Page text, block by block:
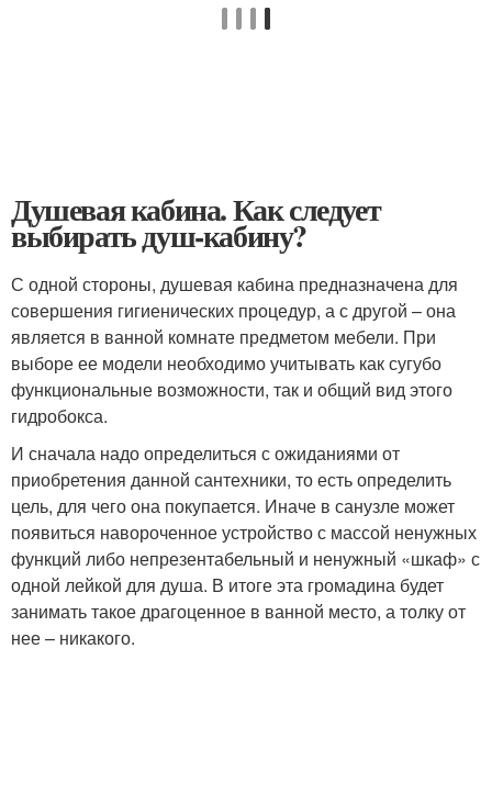
Душевая кабина. Как следует
выбирать душ-кабину?
С одной стороны, душевая кабина предназначена для
совершения гигиенических процедур, а с другой – она
является в ванной комнате предметом мебели. При
выборе ее модели необходимо учитывать как сугубо
функциональные возможности, так и общий вид этого
гидробокса.
И сначала надо определиться с ожиданиями от
приобретения данной сантехники, то есть определить
цель, для чего она покупается. Иначе в санузле может
появиться навороченное устройство с массой ненужных
функций либо непрезентабельный и ненужный «шкаф» с
одной лейкой для душа. В итоге эта громадина будет
занимать такое драгоценное в ванной место, а толку от
нее – никакого.